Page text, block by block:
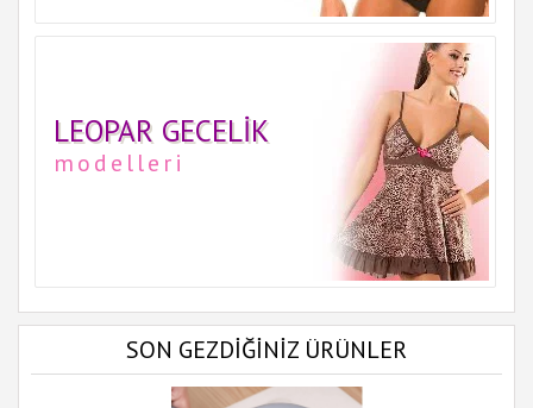
LEOPAR GECELIK
modelleri
SON GEZDİĞİNİZ ÜRÜNLER